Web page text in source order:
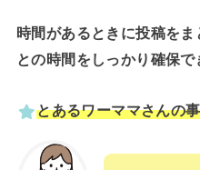
時間があるときに投稿を
との時間をしっかり確保で
とあるワーママさんの